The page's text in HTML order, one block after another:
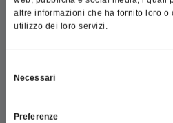
altre informazioni che ha fornito loro o
utilizzo dei loro servizi.
delNecessari
Preferenze
unasuperficie liscia e uniforme.
possibili danni
3)Rimozione efficace dei residui
professionali e riporta dati,
salute e la sicurezza del